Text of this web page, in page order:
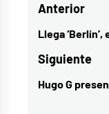
de
entradas
Anterior
Entrada
anterior:
Llega
Siguiente
Entrada
Hugo G